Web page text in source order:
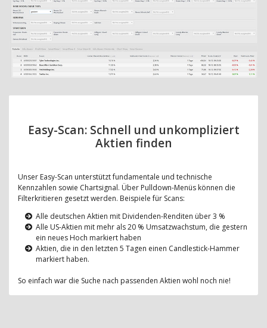
Easy-Scan: Schnell und unkompliziert
Aktien finden
Unser Easy-Scan unterstützt fundamentale und technische
Kennzahlen sowie Chartsignal. Über Pulldown-Menüs können die
Filterkritieren gesetzt werden. Beispiele für Scans:
Alle deutschen Aktien mit Dividenden-Renditen über 3 %
Alle US-Aktien mit mehr als 20 % Umsatzwachstum, die gestern
ein neues Hoch markiert haben
Aktien, die in den letzten 5 Tagen einen Candlestick-Hammer
markiert haben.
So einfach war die Suche nach passenden Aktien wohl noch nie!